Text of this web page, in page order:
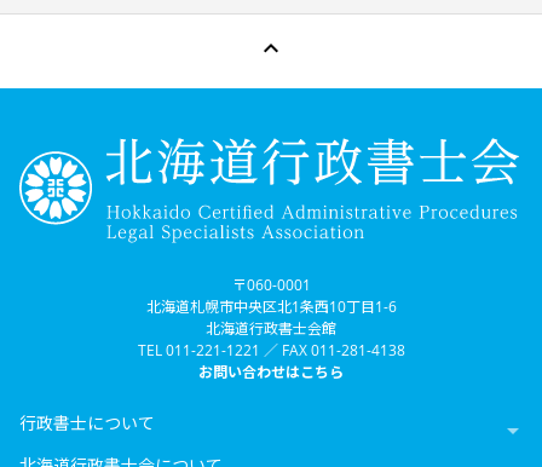

〒060-0001
北海道札幌市中央区北1条西10丁目1-6
北海道行政書士会館
TEL 011-221-1221 ／ FAX 011-281-4138
お問い合わせはこちら
行政書士について 